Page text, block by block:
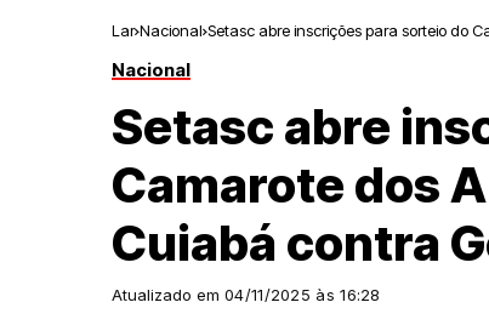
Lar Nacional Setasc abre inscrições para sorteio do
Nacional
Setasc abre
Camarote dos
Cuiabá contra
Atualizado em 04/11/2025 às 16:28